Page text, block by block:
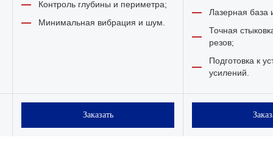
Контроль глубины и периметра;
Минимальная вибрация и шум.
Лазерная
Точная
резов;
Подготовка к
усилений.
Заказать